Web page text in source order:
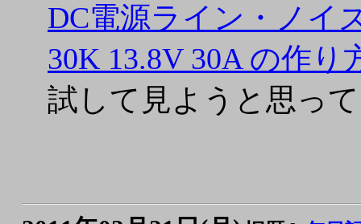
DC電源ライン・ノ
30K 13.8V 30A の作り
試して見ようと思っ